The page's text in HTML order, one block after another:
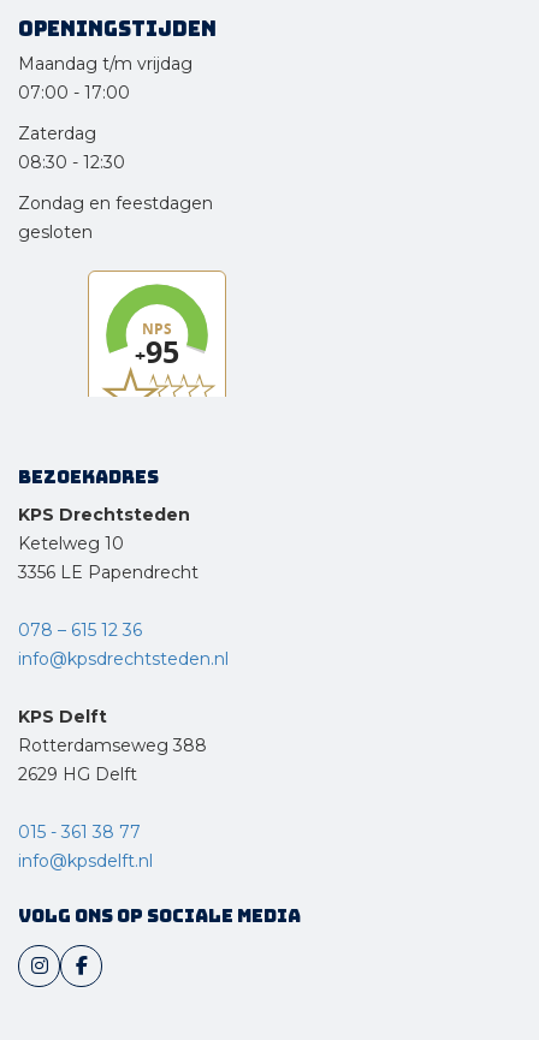
Openingstijden
Maandag t/m vrijdag
07:00 - 17:00
Zaterdag
08:30 - 12:30
Zondag en feestdagen
gesloten
Bezoekadres
KPS Drechtsteden
Ketelweg 10
3356 LE Papendrecht
078 – 615 12 36
info@kpsdrechtsteden.nl
KPS Delft
Rotterdamseweg 388
2629 HG Delft
015 - 361 38 77
info@kpsdelft.nl
Volg ons op sociale media